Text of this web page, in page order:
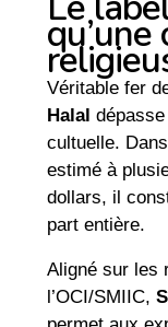
Véritable fer
Halal
cultuelle.
estimé à
dollars, il
part entière.
Aligné sur les
l’OCI/SMIIC,